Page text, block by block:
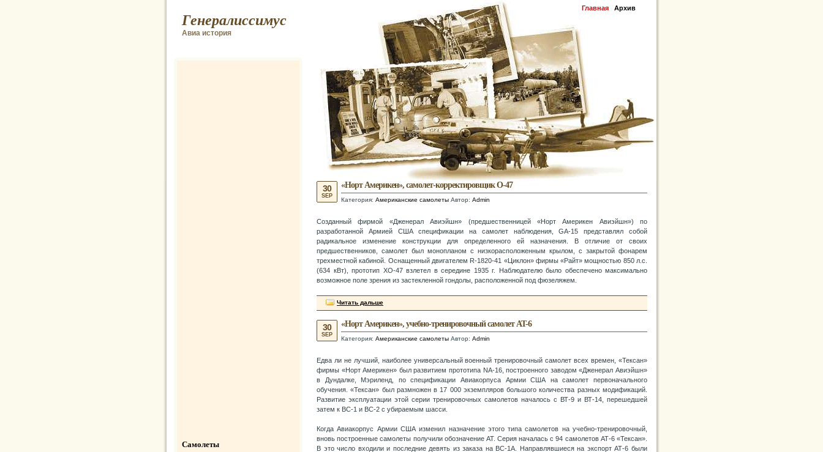
Генералиссимус
Авиа история
Главная Архив
«Норт Америкен», самолет-корректировщик O-47
Категория: Американские самолеты Автор: Admin
30
SEP
Созданный фирмой «Дженерал Авиэйшн» (предшественницей «Норт Америкен Авиэйшн») по
разработанной Армией США спецификации на самолет наблюдения, GA-15 представлял собой
радикальное изменение конструкции для определенного ей назначения. В отличие от своих
предшественников, самолет был монопланом с низкорасположенным крылом, с закрытой фонарем
трехместной кабиной. Оснащенный двигателем R-1820-41 «Циклон» фирмы «Райт» мощностью 850 л.с.
(634 кВт), прототип ХО-47 взлетел в середине 1935 г. Наблюдателю было обеспечено максимально
возможное поле зрения из застекленной гондолы, расположенной под фюзеляжем.
Читать дальше
«Норт Америкен», учебно-тренировочный самолет AT-6
Категория: Американские самолеты Автор: Admin
30
SEP
Едва ли не лучший, наиболее универсальный военный тренировочный самолет всех времен, «Тексан»
фирмы «Норт Америкен» был развитием прототипа NA-16, построенного заводом «Дженерал Авиэйшн»
в Дундалке, Мэриленд, по спецификации Авиакорпуса Армии США на самолет первоначального
обучения. «Тексан» был размножен в 17 000 экземпляров большого количества разных модификаций.
Развитие эксплуатации этой серии тренировочных самолетов началось с ВТ-9 и ВТ-14, перешедшей
затем к ВС-1 и ВС-2 с убираемым шасси.
Когда Авиакорпус Армии США изменил назначение этого типа самолетов на учебно-тренировочный,
вновь построенные самолеты получили обозначение AT. Серия началась с 94 самолетов АТ-6 «Тексан».
В это число входили и последние девять из заказа на ВС-1А. Направлявшиеся на экспорт АТ-6 были
Самолеты